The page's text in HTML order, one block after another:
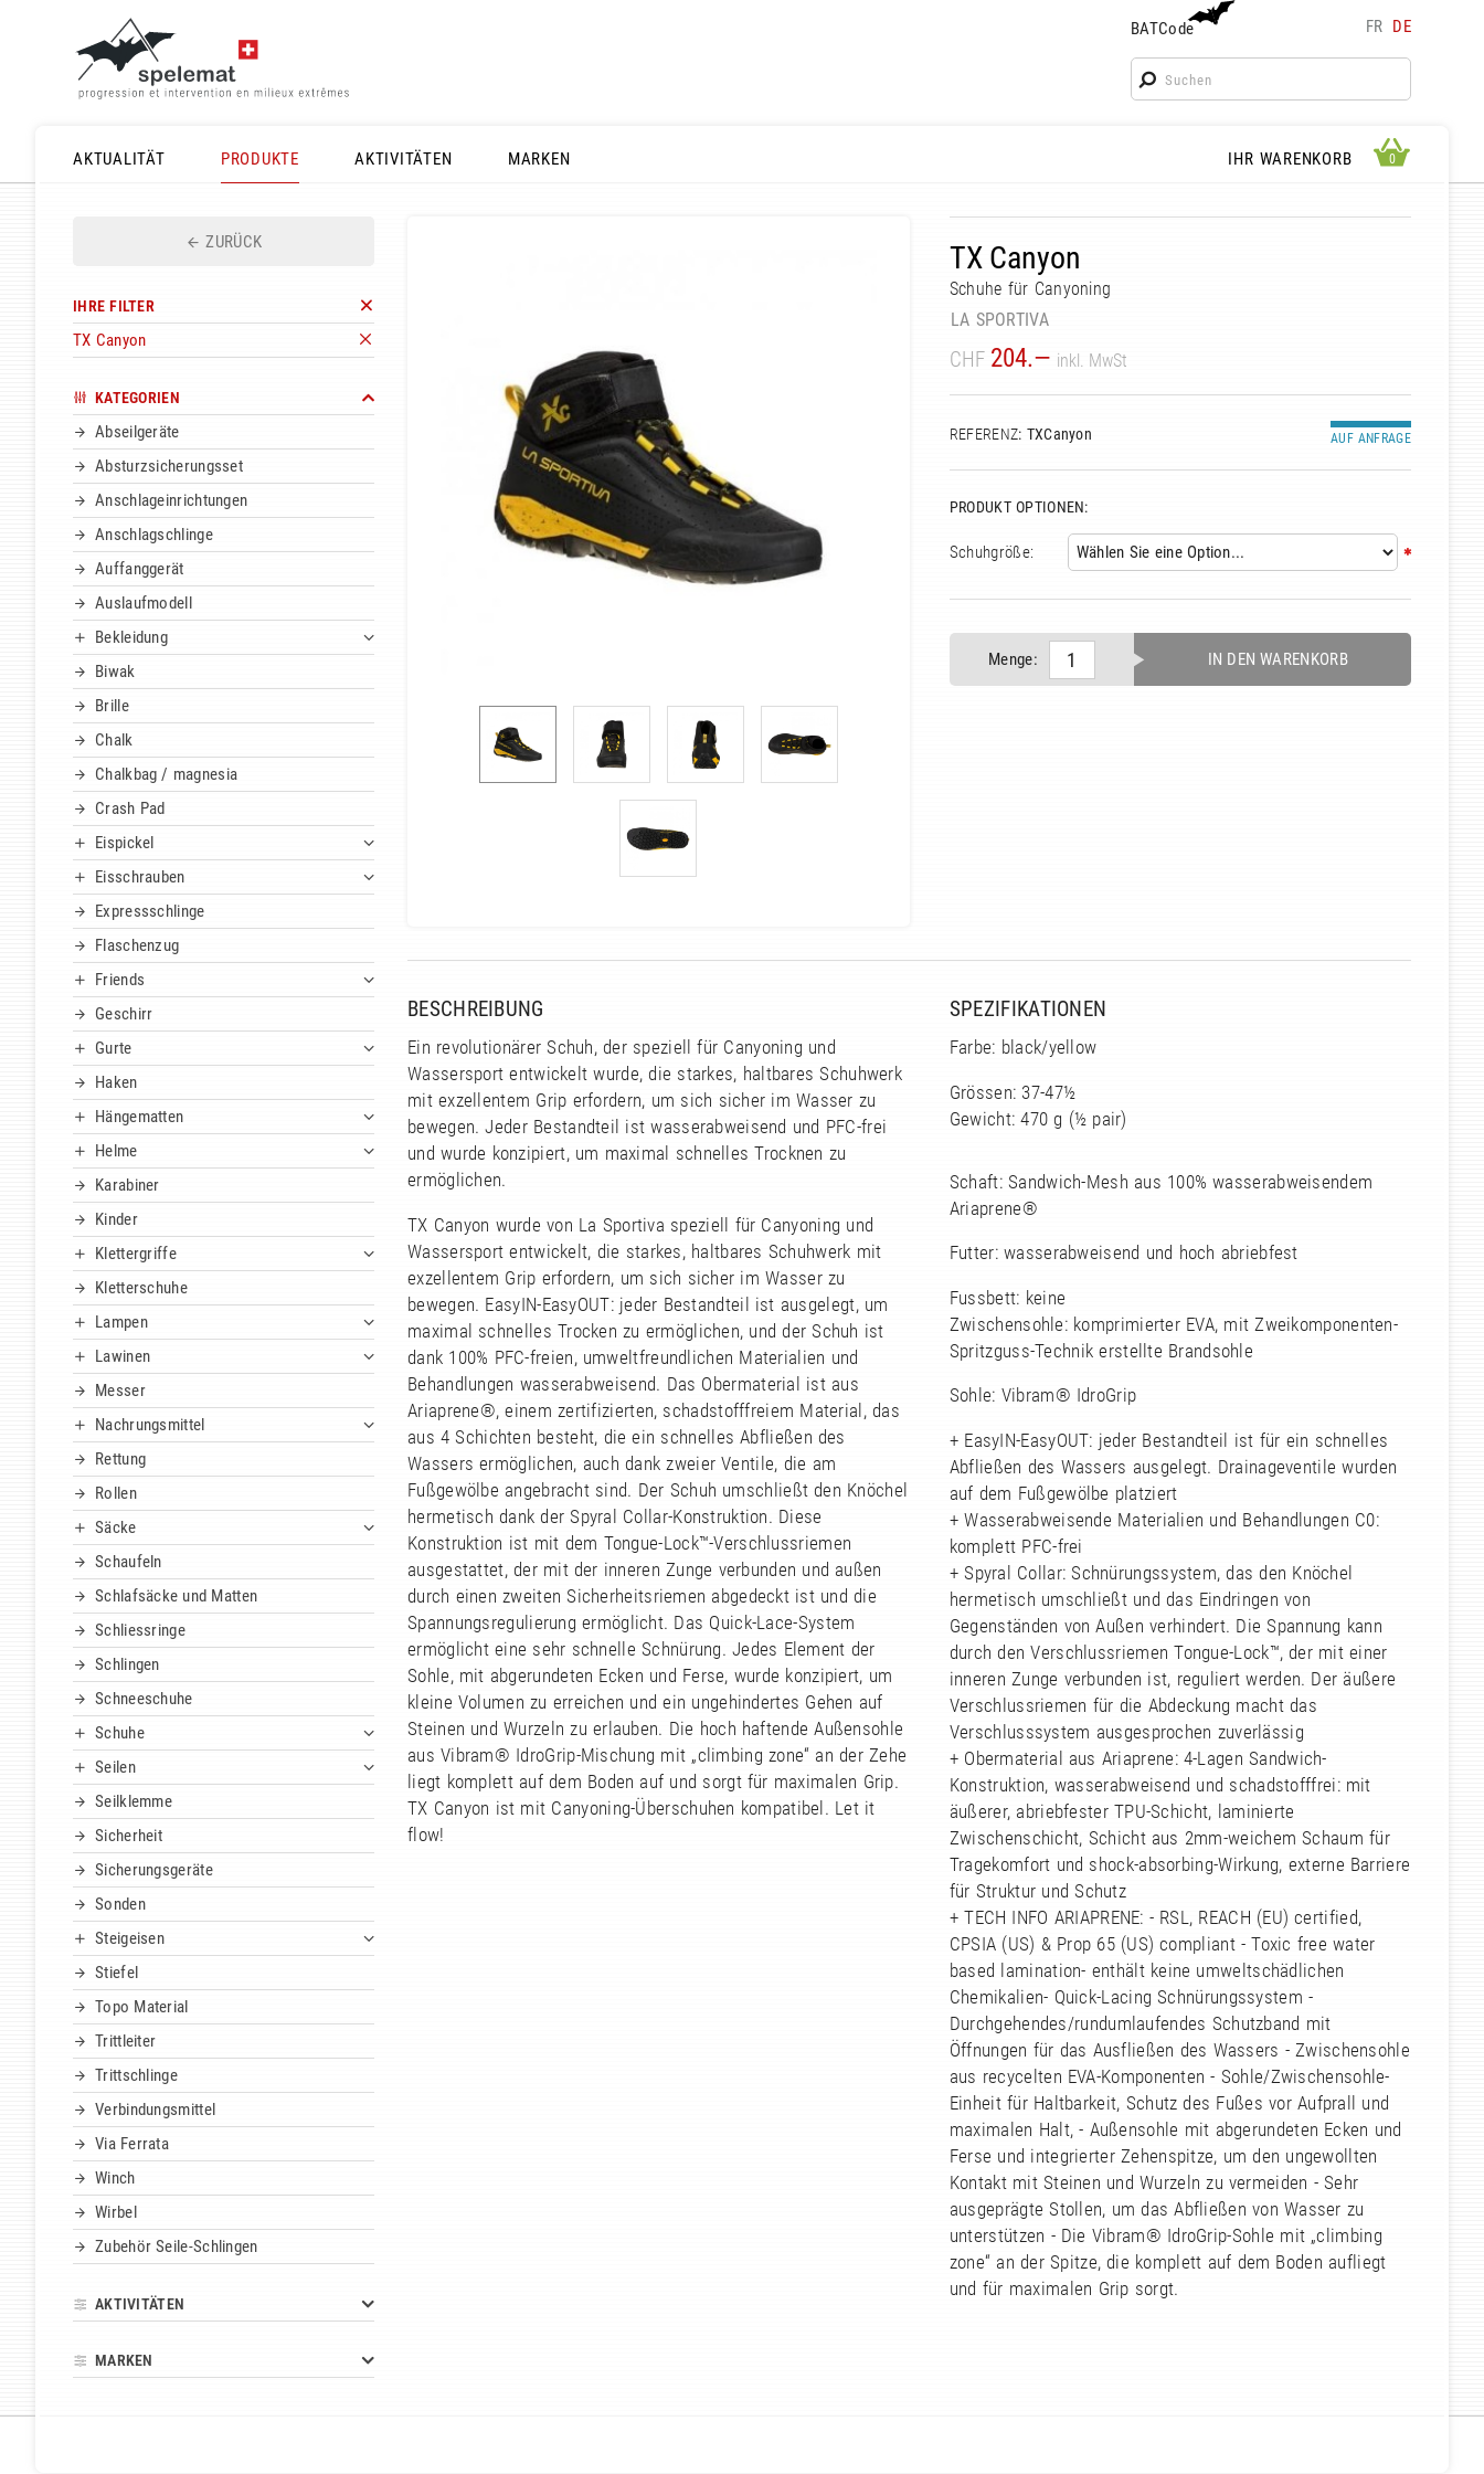
BATCode FR DE
BATCode
Geben Sie Ihren Namen ein und bestätigen
AKTUALITÄT
PRODUKTE AKTIVITÄTEN MARKEN IHR WARENKORB 0 0
ZURÜCK
IHRE FILTER
TX Canyon
KATEGORIEN
Abseilgeräte
Absturzsicherungsset
Anschlageinrichtungen
Anschlagschlinge
Auffanggerät
Auslaufmodell
Bekleidung
Biwak
Brille
Chalk
Chalkbag / magnesia
Crash Pad
Eispickel
Eisschrauben
Expressschlinge
Flaschenzug
Friends
Geschirr
Gurte
Haken
Hängematten
Helme
Karabiner
Kinder
Klettergriffe
Kletterschuhe
Lampen
Lawinen
Messer
Nachrungsmittel
Rettung
Rollen
Säcke
Schaufeln
Schlafsäcke und Matten
Schliessringe
Schlingen
Schneeschuhe
Schuhe
Seilen
Seilklemme
Sicherheit
Sicherungsgeräte
Sonden
Steigeisen
Stiefel
Topo Material
Trittleiter
Trittschlinge
Verbindungsmittel
Via Ferrata
Winch
Wirbel
Zubehör Seile-Schlingen
AKTIVITÄTEN
MARKEN
TX Canyon
Schuhe für Canyoning
LA SPORTIVA
CHF 204.— inkl. MwSt
REFERENZ: TXCanyon AUF ANFRAGE
PRODUKT OPTIONEN:
Schuhgröße:
Menge: IN DEN WARENKORB
BESCHREIBUNG
Ein revolutionärer Schuh, der speziell für Canyoning und
Wassersport entwickelt wurde, die starkes, haltbares Schuhwerk
mit exzellentem Grip erfordern, um sich sicher im Wasser zu
bewegen. Jeder Bestandteil ist wasserabweisend und PFC-frei
und wurde konzipiert, um maximal schnelles Trocknen zu
ermöglichen.
TX Canyon wurde von La Sportiva speziell für Canyoning und
Wassersport entwickelt, die starkes, haltbares Schuhwerk mit
exzellentem Grip erfordern, um sich sicher im Wasser zu
bewegen. EasyIN-EasyOUT: jeder Bestandteil ist ausgelegt, um
maximal schnelles Trocken zu ermöglichen, und der Schuh ist
dank 100% PFC-freien, umweltfreundlichen Materialien und
Behandlungen wasserabweisend. Das Obermaterial ist aus
Ariaprene®, einem zertifizierten, schadstofffreiem Material, das
aus 4 Schichten besteht, die ein schnelles Abfließen des
Wassers ermöglichen, auch dank zweier Ventile, die am
Fußgewölbe angebracht sind. Der Schuh umschließt den Knöchel
hermetisch dank der Spyral Collar-Konstruktion. Diese
Konstruktion ist mit dem Tongue-Lock™-Verschlussriemen
ausgestattet, der mit der inneren Zunge verbunden und außen
durch einen zweiten Sicherheitsriemen abgedeckt ist und die
Spannungsregulierung ermöglicht. Das Quick-Lace-System
ermöglicht eine sehr schnelle Schnürung. Jedes Element der
Sohle, mit abgerundeten Ecken und Ferse, wurde konzipiert, um
kleine Volumen zu erreichen und ein ungehindertes Gehen auf
Steinen und Wurzeln zu erlauben. Die hoch haftende Außensohle
aus Vibram® IdroGrip-Mischung mit „climbing zone“ an der Zehe
liegt komplett auf dem Boden auf und sorgt für maximalen Grip.
TX Canyon ist mit Canyoning-Überschuhen kompatibel. Let it
flow!
SPEZIFIKATIONEN
Farbe: black/yellow
Grössen: 37-47½
Gewicht: 470 g (½ pair)
Schaft: Sandwich-Mesh aus 100% wasserabweisendem
Ariaprene®
Futter: wasserabweisend und hoch abriebfest
Fussbett: keine
Zwischensohle: komprimierter EVA, mit Zweikomponenten-
Spritzguss-Technik erstellte Brandsohle
Sohle: Vibram® IdroGrip
+ EasyIN-EasyOUT: jeder Bestandteil ist für ein schnelles
Abfließen des Wassers ausgelegt. Drainageventile wurden
auf dem Fußgewölbe platziert
+ Wasserabweisende Materialien und Behandlungen C0:
komplett PFC-frei
+ Spyral Collar: Schnürungssystem, das den Knöchel
hermetisch umschließt und das Eindringen von
Gegenständen von Außen verhindert. Die Spannung kann
durch den Verschlussriemen Tongue-Lock™, der mit einer
inneren Zunge verbunden ist, reguliert werden. Der äußere
Verschlussriemen für die Abdeckung macht das
Verschlusssystem ausgesprochen zuverlässig
+ Obermaterial aus Ariaprene: 4-Lagen Sandwich-
Konstruktion, wasserabweisend und schadstofffrei: mit
äußerer, abriebfester TPU-Schicht, laminierte
Zwischenschicht, Schicht aus 2mm-weichem Schaum für
Tragekomfort und shock-absorbing-Wirkung, externe Barriere
für Struktur und Schutz
+ TECH INFO ARIAPRENE: - RSL, REACH (EU) certified,
CPSIA (US) & Prop 65 (US) compliant - Toxic free water
based lamination- enthält keine umweltschädlichen
Chemikalien- Quick-Lacing Schnürungssystem -
Durchgehendes/rundumlaufendes Schutzband mit
Öffnungen für das Ausfließen des Wassers - Zwischensohle
aus recycelten EVA-Komponenten - Sohle/Zwischensohle-
Einheit für Haltbarkeit, Schutz des Fußes vor Aufprall und
maximalen Halt, - Außensohle mit abgerundeten Ecken und
Ferse und integrierter Zehenspitze, um den ungewollten
Kontakt mit Steinen und Wurzeln zu vermeiden - Sehr
ausgeprägte Stollen, um das Abfließen von Wasser zu
unterstützen - Die Vibram® IdroGrip-Sohle mit „climbing
zone“ an der Spitze, die komplett auf dem Boden aufliegt
und für maximalen Grip sorgt.